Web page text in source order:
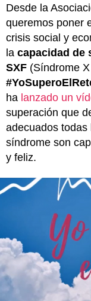
Desde la
queremos poner
crisis social y
la capacidad de
SXF (Síndrome
ha lanzado un
superación que
adecuados todas
síndrome son
y feliz.